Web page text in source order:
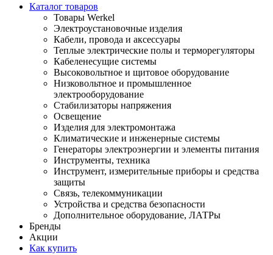
Каталог товаров
Товары Werkel
Электроустановочные изделия
Кабели, провода и аксессуары
Теплые электрические полы и терморегуляторы
Кабеленесущие системы
Высоковольтное и щитовое оборудование
Низковольтное и промышленное
электрооборудование
Стабилизаторы напряжения
Освещение
Изделия для электромонтажа
Климатические и инженерные системы
Генераторы электроэнергии и элементы питания
Инструменты, техника
Инструмент, измерительные приборы и средства
защиты
Связь, телекоммуникации
Устройства и средства безопасности
Дополнительное оборудование, ЛАТРы
Бренды
Акции
Как купить